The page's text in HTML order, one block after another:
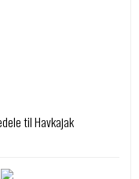
til Havkajak